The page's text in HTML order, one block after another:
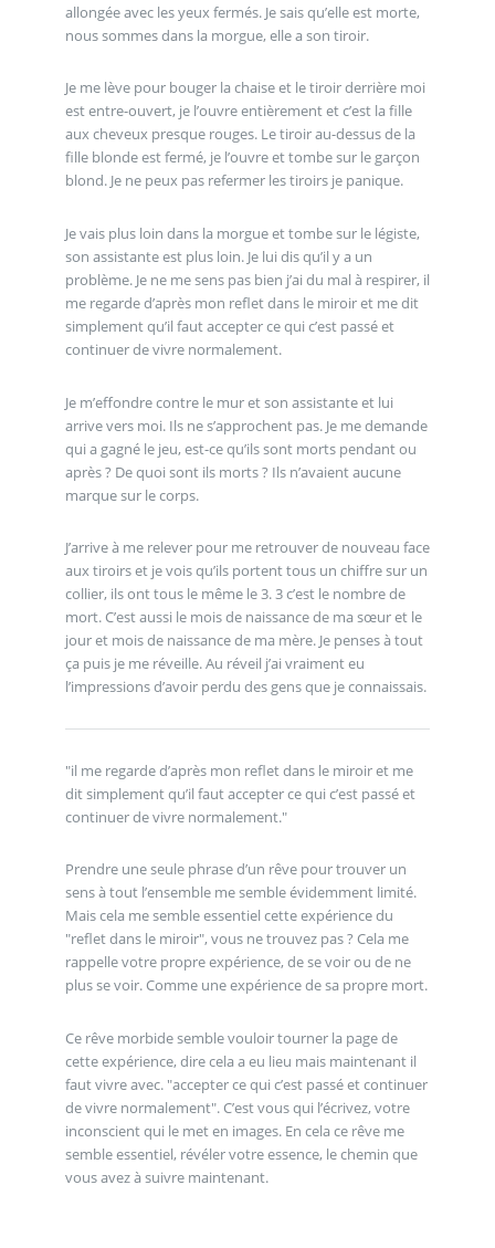
allongée avec les yeux fermés. Je sais qu’elle est morte,
nous sommes dans la morgue, elle a son tiroir.
Je me lève pour bouger la chaise et le tiroir derrière moi
est entre-ouvert, je l’ouvre entièrement et c’est la fille
aux cheveux presque rouges. Le tiroir au-dessus de la
fille blonde est fermé, je l’ouvre et tombe sur le garçon
blond. Je ne peux pas refermer les tiroirs je panique.
Je vais plus loin dans la morgue et tombe sur le légiste,
son assistante est plus loin. Je lui dis qu’il y a un
problème. Je ne me sens pas bien j’ai du mal à respirer, il
me regarde d’après mon reflet dans le miroir et me dit
simplement qu’il faut accepter ce qui c’est passé et
continuer de vivre normalement.
Je m’effondre contre le mur et son assistante et lui
arrive vers moi. Ils ne s’approchent pas. Je me demande
qui a gagné le jeu, est-ce qu’ils sont morts pendant ou
après ? De quoi sont ils morts ? Ils n’avaient aucune
marque sur le corps.
J’arrive à me relever pour me retrouver de nouveau face
aux tiroirs et je vois qu’ils portent tous un chiffre sur un
collier, ils ont tous le même le 3. 3 c’est le nombre de
mort. C’est aussi le mois de naissance de ma sœur et le
jour et mois de naissance de ma mère. Je penses à tout
ça puis je me réveille. Au réveil j’ai vraiment eu
l’impressions d’avoir perdu des gens que je connaissais.
"il me regarde d’après mon reflet dans le miroir et me
dit simplement qu’il faut accepter ce qui c’est passé et
continuer de vivre normalement."
Prendre une seule phrase d’un rêve pour trouver un
sens à tout l’ensemble me semble évidemment limité.
Mais cela me semble essentiel cette expérience du
"reflet dans le miroir", vous ne trouvez pas ? Cela me
rappelle votre propre expérience, de se voir ou de ne
plus se voir. Comme une expérience de sa propre mort.
Ce rêve morbide semble vouloir tourner la page de
cette expérience, dire cela a eu lieu mais maintenant il
faut vivre avec. "accepter ce qui c’est passé et continuer
de vivre normalement". C’est vous qui l’écrivez, votre
inconscient qui le met en images. En cela ce rêve me
semble essentiel, révéler votre essence, le chemin que
vous avez à suivre maintenant.